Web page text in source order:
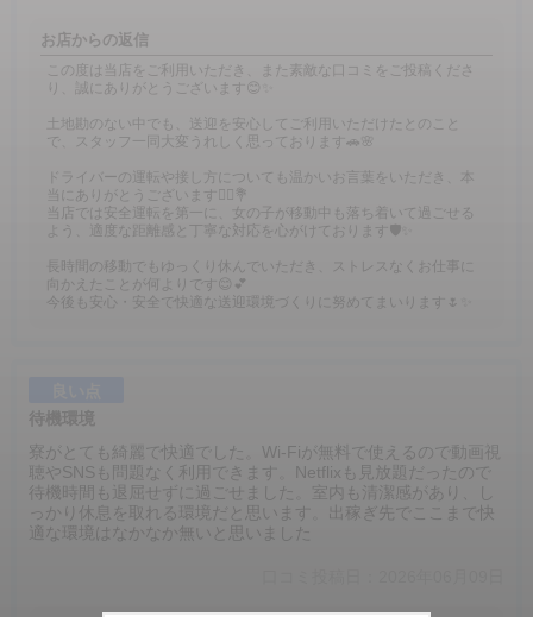
お店からの返信
この度は当店をご利用いただき、また素敵な口コミをご投稿くださ
り、誠にありがとうございます😊✨
土地勘のない中でも、送迎を安心してご利用いただけたとのこと
で、スタッフ一同大変うれしく思っております🚗🌸
ドライバーの運転や接し方についても温かいお言葉をいただき、本
当にありがとうございます🙇‍♂️💐
当店では安全運転を第一に、女の子が移動中も落ち着いて過ごせる
よう、適度な距離感と丁寧な対応を心がけております🛡️✨
長時間の移動でもゆっくり休んでいただき、ストレスなくお仕事に
向かえたことが何よりです😊💕
今後も安心・安全で快適な送迎環境づくりに努めてまいります🌷✨
待機環境
寮がとても綺麗で快適でした。Wi-Fiが無料で使えるので動画視
聴やSNSも問題なく利用できます。Netflixも見放題だったので
待機時間も退屈せずに過ごせました。室内も清潔感があり、し
っかり休息を取れる環境だと思います。出稼ぎ先でここまで快
適な環境はなかなか無いと思いました